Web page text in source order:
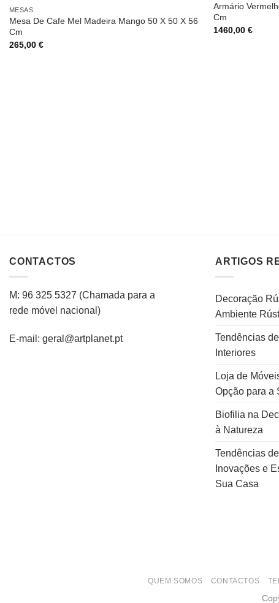
MESAS
Mesa De Cafe Mel Madeira Mango 50 X 50 X 56
Cm
265,00 €
Armário
Cm
1460,00€
CONTACTOS
M: 96 325 5327 (Chamada para a
rede móvel nacional )
E-mail: geral@artplanet.pt
ARTIGOS
Decoração
Ambiente
Tendências
Interiores
Loja de
Opção para a
Biofilia na
à Natureza
Tendências
Inovações e
Sua Casa
QUEM SOMOS CONTACTOS